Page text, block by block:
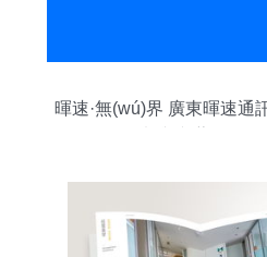
暉速·無(wú)界 廣東暉速通